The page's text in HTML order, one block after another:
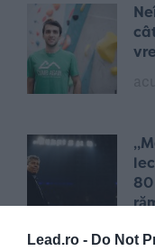
Lead.ro - Do Not